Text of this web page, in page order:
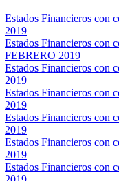
Estados Financieros con
2019
Estados Financieros con
FEBRERO 2019
Estados Financieros con
2019
Estados Financieros con
2019
Estados Financieros con
2019
Estados Financieros con
2019
Estados Financieros con